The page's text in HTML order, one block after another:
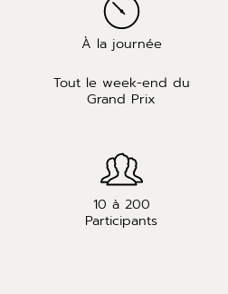
À la journée
Tout le week-end du
Grand Prix
10 à 200
Participants